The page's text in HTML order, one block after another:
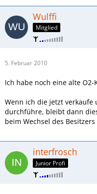
Wulffi
Mitglied
5. Februar 2010
Ich habe noch eine alte O2-
Wenn ich die jetzt verkaufe
durchführe, bleibt dann
beim Wechsel des
interfrosch
Junior Profi